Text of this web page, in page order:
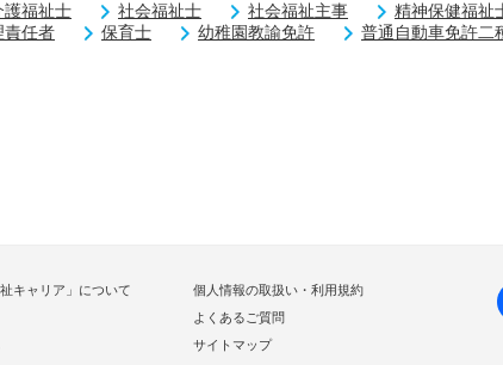
護福祉士 社会福祉士 社会福祉主事 精神保健福祉
責任者 保育士 幼稚園教諭免許 普通自動車免許二
キャリア」について
個人情報の取扱い・利用規約
よくあるご質問
サイトマップ